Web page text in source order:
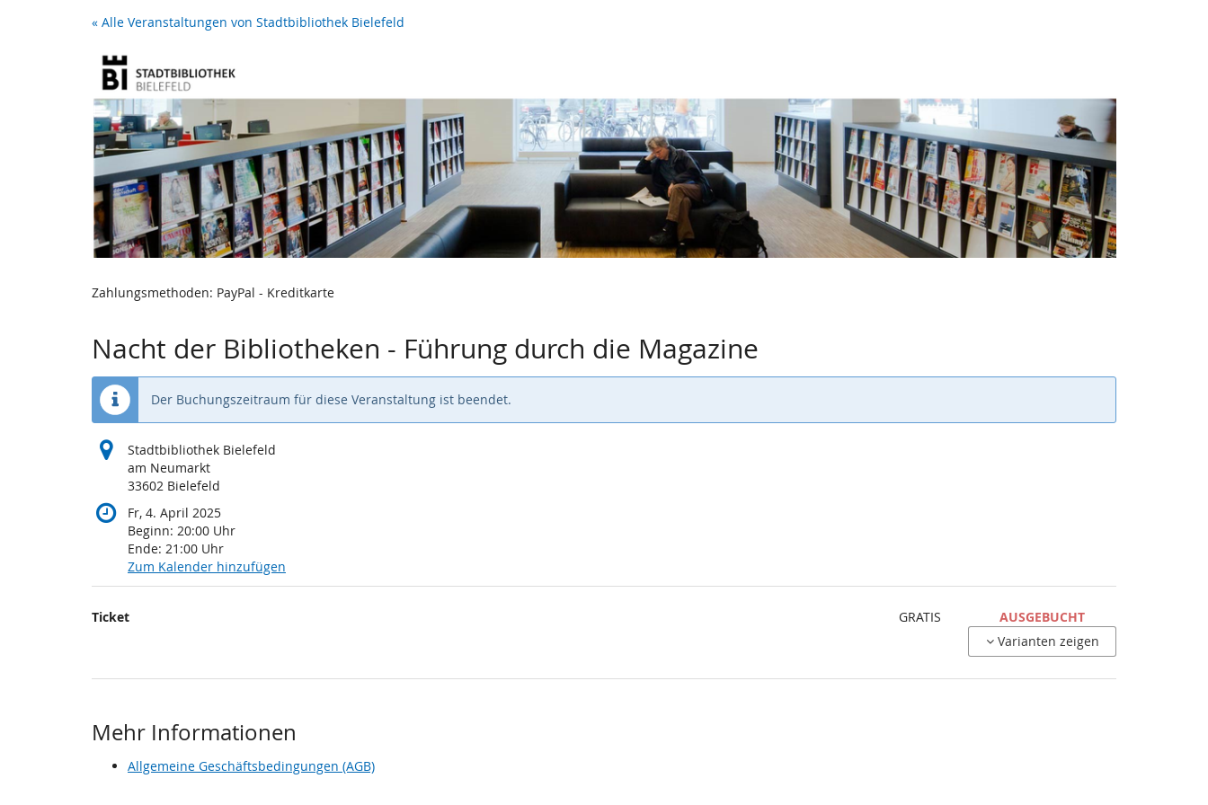
« Alle Veranstaltungen von Stadtbibliothek Bielefeld
Zahlungsmethoden: PayPal - Kreditkarte
Nacht der Bibliotheken - Führung durch die Magazine
Der Buchungszeitraum für diese Veranstaltung ist beendet.
Stadtbibliothek Bielefeld
am Neumarkt
33602 Bielefeld
Fr, 4. April 2025
Beginn: 20:00 Uhr
Ende: 21:00 Uhr
Zum Kalender hinzufügen
Produkte
Ticket GRATIS
AUSGEBUCHT
Varianten zeigen
Mehr Informationen
Allgemeine Geschäftsbedingungen (AGB)